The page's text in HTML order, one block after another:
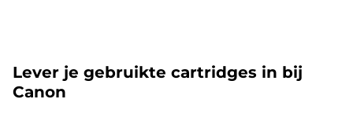
Lever je gebruikte cartridges in bij
Canon